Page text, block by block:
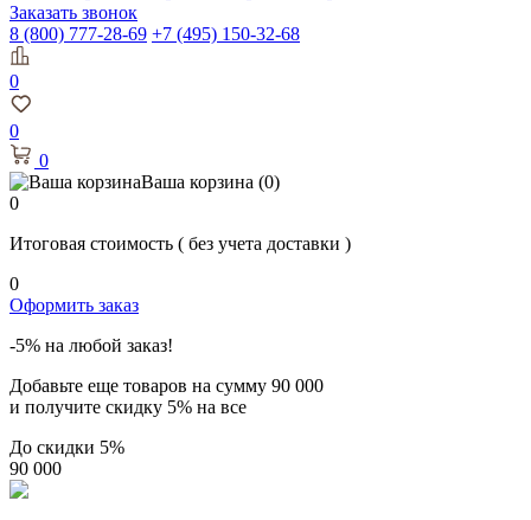
Заказать звонок
8 (800) 777-28-69 +7 (495) 150-32-68
0
0
0
Ваша корзина (0)
0
Итоговая стоимость ( без учета доставки )
0
Оформить заказ
-5% на любой заказ!
Добавьте еще товаров на сумму 90 000
и получите скидку 5% на все
До скидки 5%
90 000